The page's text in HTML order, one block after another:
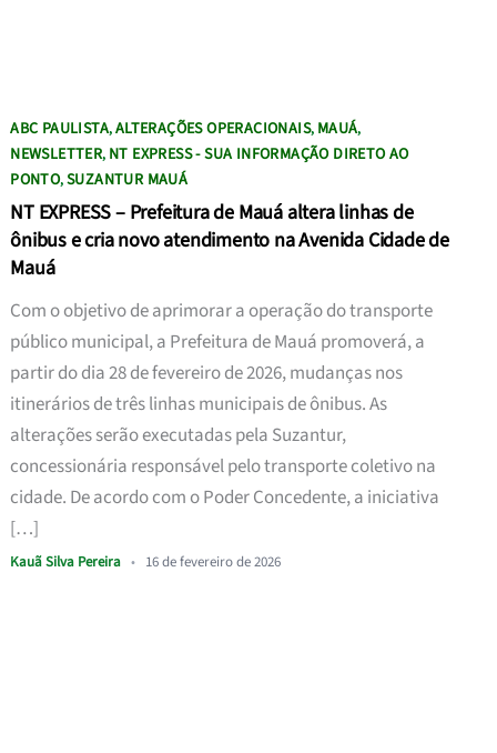
ABC PAULISTA,ALTERAÇÕES OPERACIONAIS, MAUÁ,
NEWSLETTER, NT EXPRESS - SUA INFORMAÇÃO DIRETO AO
PONTO,SUZANTUR MAUÁ
NT EXPRESS – Prefeitura de Mauá altera linhas de
ônibus e cria novo atendimento na Avenida Cidade de
Mauá
Com o objetivo de aprimorar a operação do transporte
público municipal, a Prefeitura de Mauá promoverá, a
partir do dia 28 de fevereiro de 2026, mudanças nos
itinerários de três linhas municipais de ônibus. As
alterações serão executadas pela Suzantur,
concessionária responsável pelo transporte coletivo na
cidade. De acordo com o Poder Concedente, a iniciativa
[…]
Kauã Silva Pereira • 16 de fevereiro de 2026